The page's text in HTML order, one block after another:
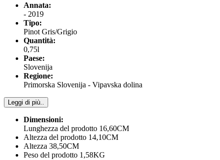
Annata:
- 2019
Tipo:
Pinot Gris/Grigio
Quantità:
0,75l
Paese:
Slovenija
Regione:
Primorska Slovenija - Vipavska dolina
Leggi di più..
Dimensioni:
Lunghezza del prodotto 16,60CM
Altezza del prodotto 14,10CM
Altezza 38,50CM
Peso del prodotto 1,58KG